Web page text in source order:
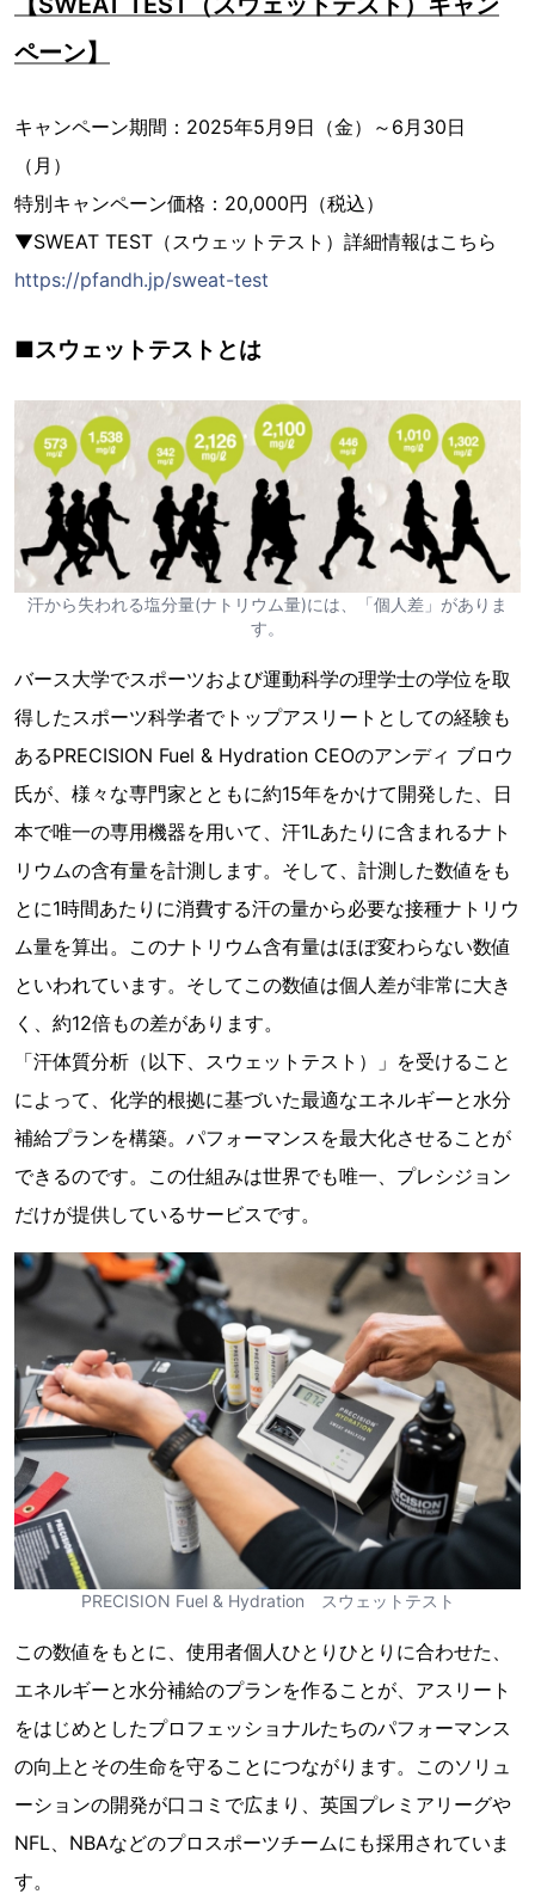
ペーン】
キャンペーン期間：2025年5月9日（金）～6月30日
（月）
特別キャンペーン価格：20,000円（税込）
▼SWEAT TEST（スウェットテスト）詳細情報はこちら
https://pfandh.jp/sweat-test
■スウェットテストとは
汗から失われる塩分量(ナトリウム量)には、「個人差」がありま
す。
バース大学でスポーツおよび運動科学の理学士の学位を取
得したスポーツ科学者でトップアスリートとしての経験も
あるPRECISION Fuel & Hydration CEOのアンディ ブロウ
氏が、様々な専門家とともに約15年をかけて開発した、日
本で唯一の専用機器を用いて、汗1Lあたりに含まれるナト
リウムの含有量を計測します。そして、計測した数値をも
とに1時間あたりに消費する汗の量から必要な接種ナトリウ
ム量を算出。このナトリウム含有量はほぼ変わらない数値
といわれています。そしてこの数値は個人差が非常に大き
く、約12倍もの差があります。
「汗体質分析（以下、スウェットテスト）」を受けること
によって、化学的根拠に基づいた最適なエネルギーと水分
補給プランを構築。パフォーマンスを最大化させることが
できるのです。この仕組みは世界でも唯一、プレシジョン
だけが提供しているサービスです。
PRECISION Fuel & Hydration スウェットテスト
この数値をもとに、使用者個人ひとりひとりに合わせた、
エネルギーと水分補給のプランを作ることが、アスリート
をはじめとしたプロフェッショナルたちのパフォーマンス
の向上とその生命を守ることにつながります。このソリュ
ーションの開発が口コミで広まり、英国プレミアリーグや
NFL、NBAなどのプロスポーツチームにも採用されていま
す。